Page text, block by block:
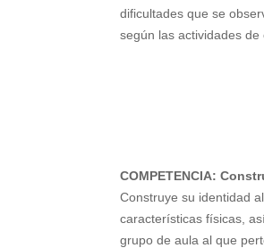
dificultades que se
según las actividades de
COMPETENCIA:
Construye su identidad
características físicas,
grupo de aula al que